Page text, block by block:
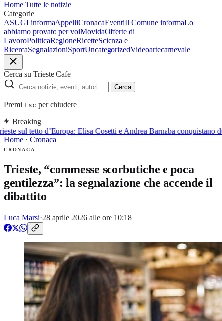
Home Tutte le notizie
Categorie
ASUGI informaAppelliCronacaEventiIl Comune informaLo
abbiamo provato per voiMovidaOfferte di
LavoroPoliticaRegioneRicetteScienza e
RicercaSegnalazioniSportUncategorizedVideoartecarnevale
Cerca su Trieste Cafe
Cerca
Premi Esc per chiudere
Breaking
sul tetto d’Europa: Elisa Cosetti e Andrea Barnaba conquistano
Home · Cronaca
CRONACA
Trieste, “commesse scorbutiche e poca
gentilezza”: la segnalazione che accende il
dibattito
Luca Marsi·28 aprile 2026 alle ore 10:18